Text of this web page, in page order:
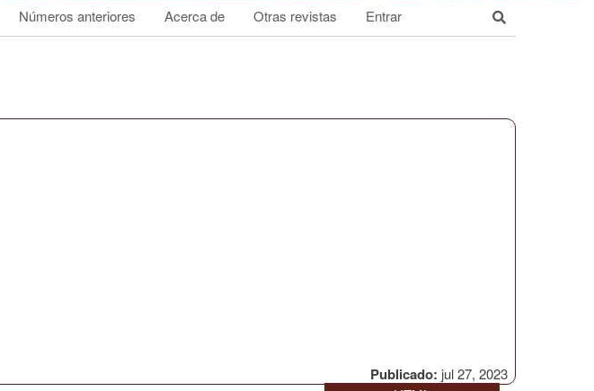
Números anteriores Acerca de Otras revistas Entrar
Publicado: jul 27, 2023